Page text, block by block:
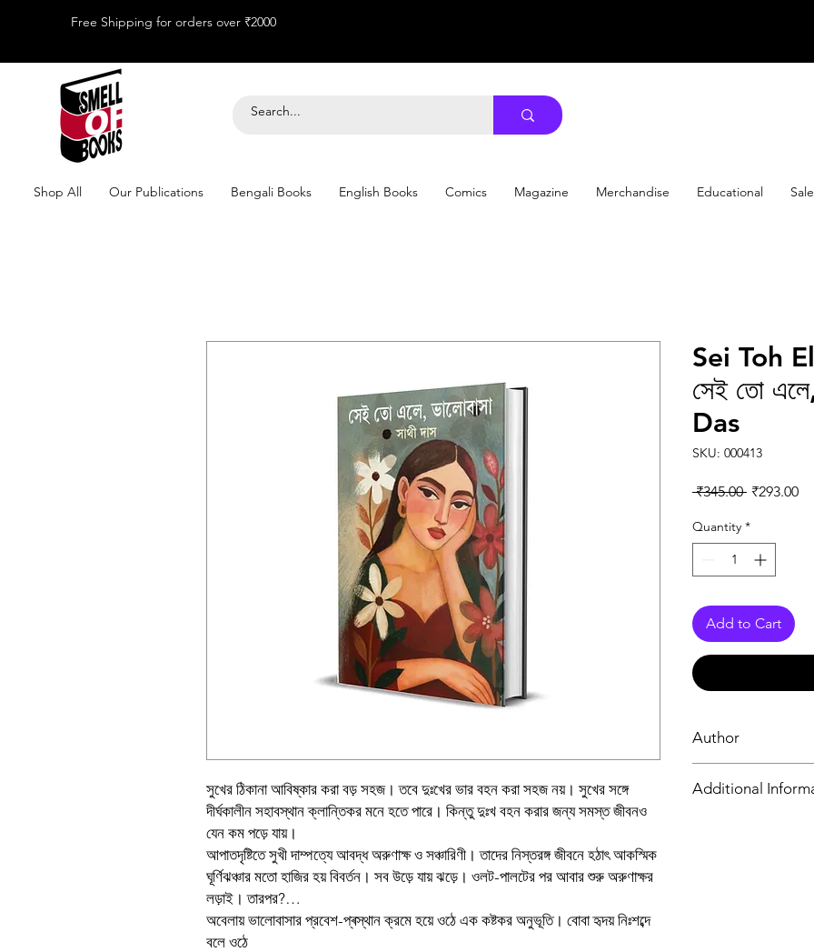
Free Shipping for orders over ₹2000
Shop All Our Publications Bengali Books English Books Comics Magazine Merchandise Educational Sale
সুখের ঠিকানা আবিষ্কার করা বড় সহজ। তবে দুঃখের ভার বহন করা সহজ নয়। সুখের সঙ্গে
দীর্ঘকালীন সহাবস্থান ক্লান্তিকর মনে হতে পারে। কিন্তু দুঃখ বহন করার জন্য সমস্ত জীবনও
যেন কম পড়ে যায়।
আপাতদৃষ্টিতে সুখী দাম্পত্যে আবদ্ধ অরুণাক্ষ ও সঞ্চারিণী। তাদের নিস্তরঙ্গ জীবনে হঠাৎ আকস্মিক
ঘূর্ণিঝঞ্চার মতো হাজির হয় বিবর্তন। সব উড়ে যায় ঝড়ে। ওলট-পালটের পর আবার শুরু অরুণাক্ষর
লড়াই। তারপর?…
অবেলায় ভালোবাসার প্রবেশ-প্ৰস্থান ক্রমে হয়ে ওঠে এক কষ্টকর অনুভূতি। বোবা হৃদয় নিঃশব্দে
বলে ওঠে
Sei Toh
সেই তো
Das
SKU: 000413
₹345.00 Regular
₹293.00
Quantity *
Add to Cart
Author
Additional